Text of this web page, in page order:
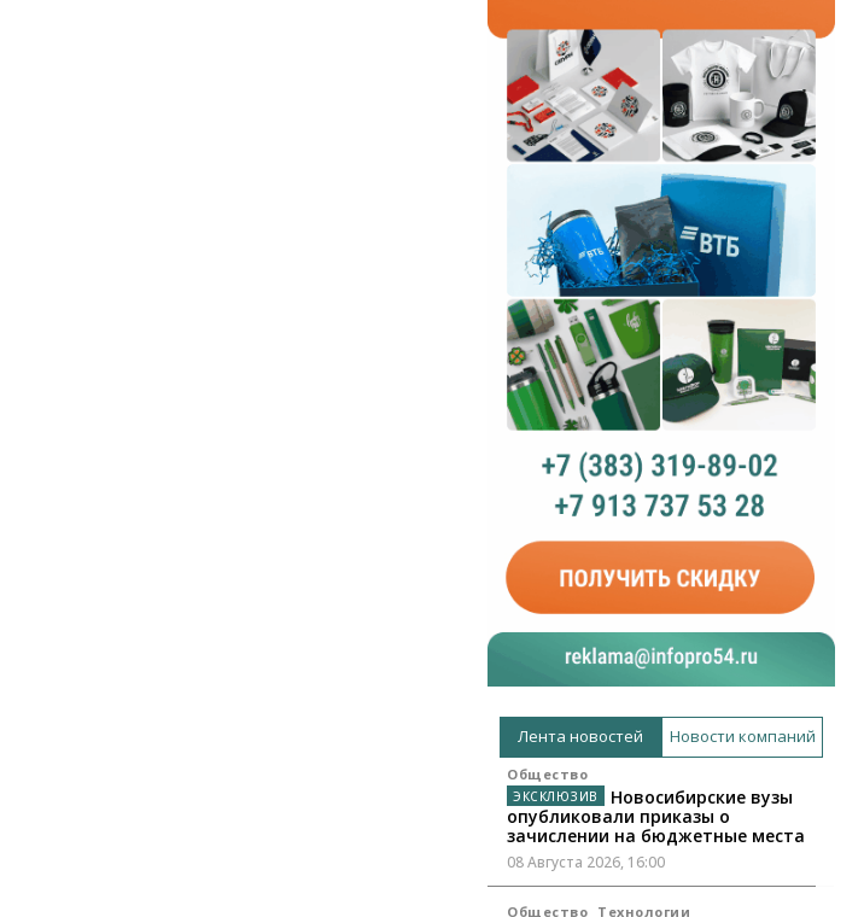
Лента новостей Новости компаний
Общество
Новосибирские вузы
опубликовали приказы о
зачислении на бюджетные места
08 Августа 2026, 16:00
Общество Технологии